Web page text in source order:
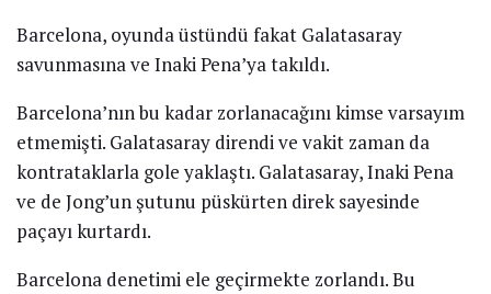
Barcelona, oyunda üstündü fakat Galatasaray
savunmasına ve Inaki Pena’ya takıldı.
Barcelona’nın bu kadar zorlanacağını kimse varsayım
etmemişti. Galatasaray direndi ve vakit zaman da
kontrataklarla gole yaklaştı. Galatasaray, Inaki Pena
ve de Jong’un şutunu püskürten direk sayesinde
paçayı kurtardı.
Barcelona denetimi ele geçirmekte zorlandı. Bu